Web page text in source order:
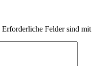
Erforderliche Felder sind mit